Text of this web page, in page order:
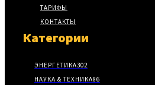
ТАРИФЫ
КОНТАКТЫ
Категории
ЭНЕРГЕТИКА302
НАУКА & ТЕХНИКА86